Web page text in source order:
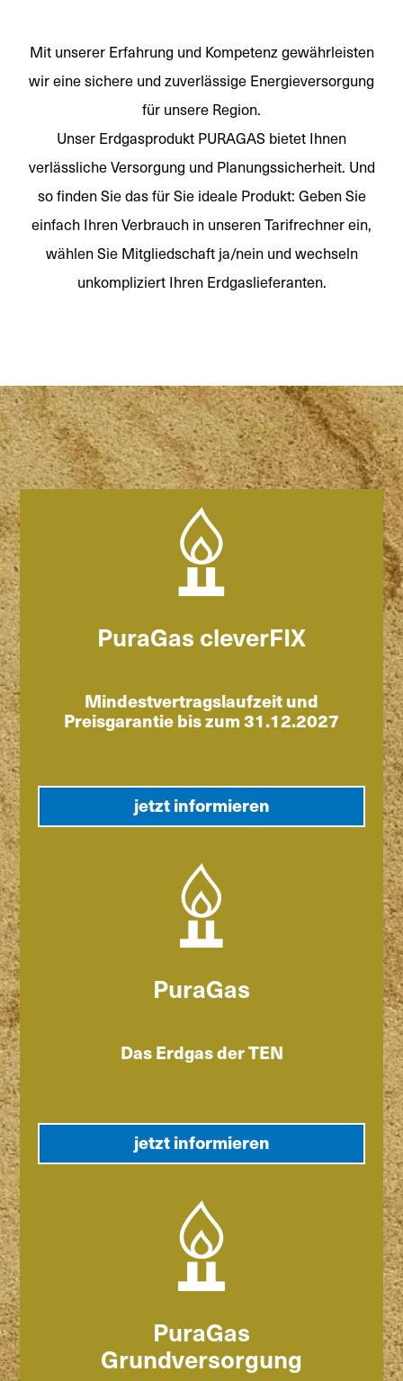
Mit unserer Erfahrung und Kompetenz gewährleisten
wir eine sichere und zuverlässige Energieversorgung
für unsere Region.
Unser Erdgasprodukt PURAGAS bietet Ihnen
verlässliche Versorgung und Planungssicherheit. Und
so finden Sie das für Sie ideale Produkt: Geben Sie
einfach Ihren Verbrauch in unseren Tarifrechner ein,
wählen Sie Mitgliedschaft ja/nein und wechseln
unkompliziert Ihren Erdgaslieferanten.
PuraGas cleverFIX
Mindestvertragslaufzeit und
Preisgarantie bis zum 31.12.2027
jetzt informieren
PuraGas
Das Erdgas der TEN
jetzt informieren
PuraGas
Grundversorgung